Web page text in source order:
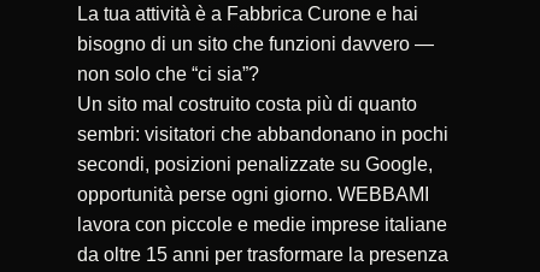
La tua attività è a Fabbrica Curone e hai
bisogno di un sito che funzioni davvero —
non solo che “ci sia”?
Un sito mal costruito costa più di quanto
sembri: visitatori che abbandonano in pochi
secondi, posizioni penalizzate su Google,
opportunità perse ogni giorno. WEBBAMI
lavora con piccole e medie imprese italiane
da oltre 15 anni per trasformare la presenza